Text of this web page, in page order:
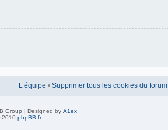
L’équipe • Supprimer tous les cookies du forum
Group | Designed by A1ex
2010 phpBB.fr